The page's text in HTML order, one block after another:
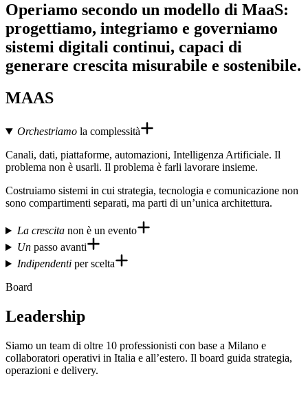
Operiamo secondo un modello di MaaS:
progettiamo, integriamo e governiamo
sistemi digitali continui, capaci di
generare crescita misurabile e sostenibile.
MAAS
Orchestriamola complessità
Canali, dati, piattaforme, automazioni, Intelligenza Artificiale. Il
problema non è usarli. Il problema è farli lavorare insieme.
Costruiamo sistemi in cui strategia, tecnologia e comunicazione non
sono compartimenti separati, ma parti di un’unica architettura.
La crescitanon è un evento
Unpasso avanti
Indipendentiper scelta
Board
Leadership
Siamo un team di oltre 10 professionisti con base a Milano e
collaboratori operativi in Italia e all’estero. Il board guida strategia,
operazioni e delivery.